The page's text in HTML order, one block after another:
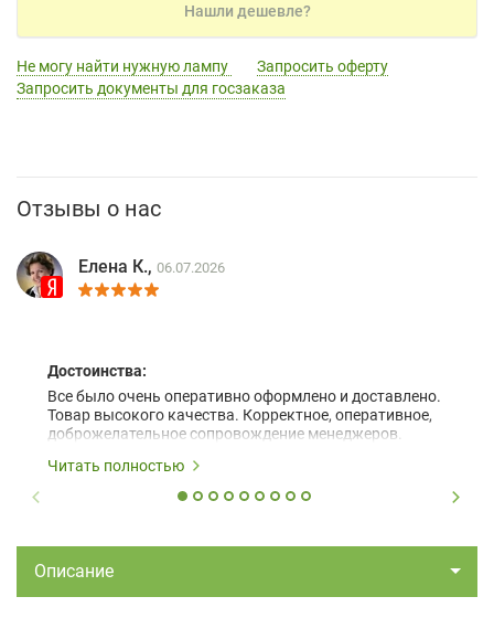
Нашли дешевле?
Не могу найти нужную лампу
Запросить оферту
Запросить документы для госзаказа
Отзывы о нас
Елена К., 06.07.2026
Достоинства:
Все было очень оперативно оформлено и доставлено.
Товар высокого качества. Корректное, оперативное,
доброжелательное сопровождение менеджеров.
Читать полностью
Описание